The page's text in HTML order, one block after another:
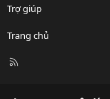
Trợ giúp
Trang chủ
R